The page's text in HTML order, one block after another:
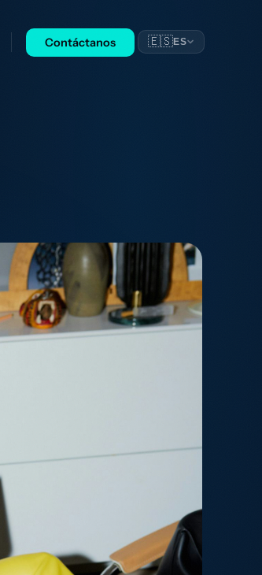
Contáctanos 🇪🇸ES